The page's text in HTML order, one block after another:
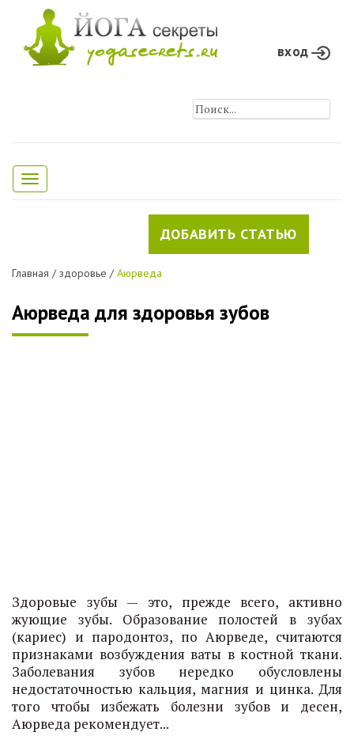
вход
Toggle
navigation
ДОБАВИТЬ СТАТЬЮ
Главная /здоровье /Аюрведа
Аюрведа для здоровья зубов
Здоровые зубы — это, прежде всего, активно
жующие зубы. Образование полостей в зубах
(кариес) и пародонтоз, по Аюрведе, считаются
признаками возбуждения ваты в костной ткани.
Заболевания зубов нередко обусловлены
недостаточностью кальция, магния и цинка. Для
того чтобы избежать болезни зубов и десен,
Аюрведа рекомендует...